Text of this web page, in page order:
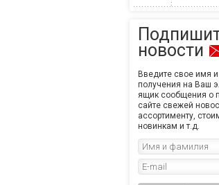
новости
Введите свое имя
получения на Ваш
ящик сообщения о
сайте свежей
ассортименту,
новинкам и т.д.